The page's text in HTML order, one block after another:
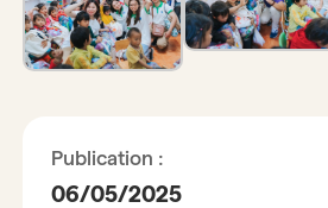
Publication :
06/05/2025